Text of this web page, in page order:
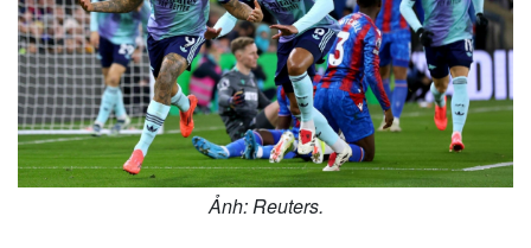
Ảnh: Reuters.